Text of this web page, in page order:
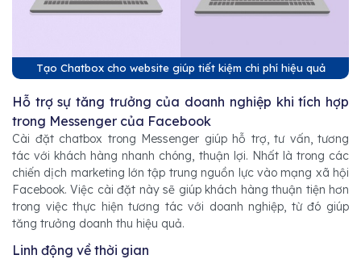
Tạo Chatbox cho website giúp tiết kiệm chi phí hiệu quả
Hỗ trợ sự tăng trưởng của doanh nghiệp khi tích hợp
trong Messenger của Facebook
Cài đặt chatbox trong Messenger giúp hỗ trợ, tư vấn, tương
tác với khách hàng nhanh chóng, thuận lợi. Nhất là trong các
chiến dịch marketing lớn tập trung nguồn lực vào mạng xã hội
Facebook. Việc cài đặt này sẽ giúp khách hàng thuận tiện hơn
trong việc thực hiện tương tác với doanh nghiệp, từ đó giúp
tăng trưởng doanh thu hiệu quả.
Linh động về thời gian